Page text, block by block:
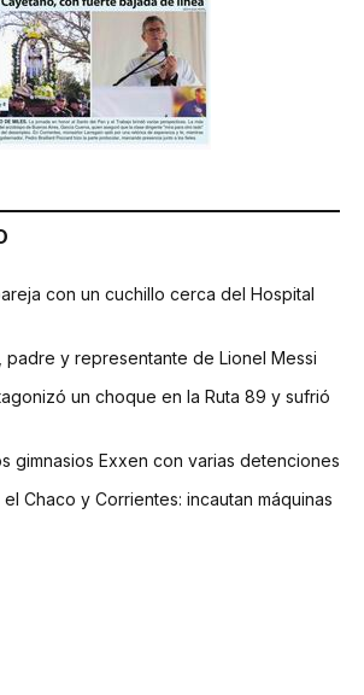
con un cuchillo cerca del Hospital
padre y representante de Lionel Messi
un choque en la Ruta 89 y sufrió
gimnasios Exxen con varias detenciones
Chaco y Corrientes: incautan máquinas